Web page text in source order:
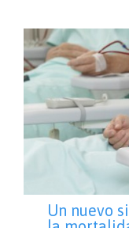
Un nuevo